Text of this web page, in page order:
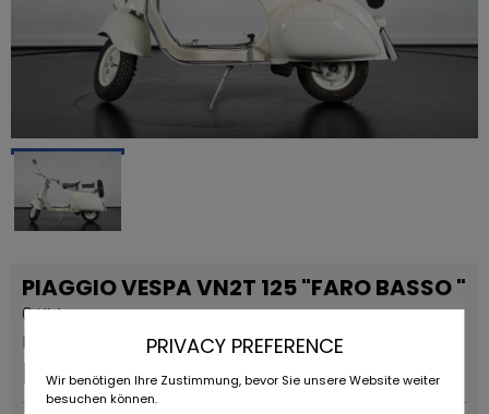
PIAGGIO VESPA VN2T 125 "FARO BASSO "
0 KM
Permanente advertentie
EUR12.500,-
PRIVACY PREFERENCE
Wir benötigen Ihre Zustimmung, bevor Sie unsere Website weiter
besuchen können.